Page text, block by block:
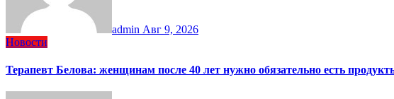
admin Авг 9, 2026
Новости
Терапевт Белова: женщинам после 40 лет нужно обязательно есть